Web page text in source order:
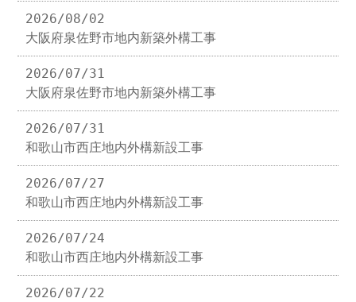
2026/08/02
大阪府泉佐野市地内新築外構工事
2026/07/31
大阪府泉佐野市地内新築外構工事
2026/07/31
和歌山市西庄地内外構新設工事
2026/07/27
和歌山市西庄地内外構新設工事
2026/07/24
和歌山市西庄地内外構新設工事
2026/07/22